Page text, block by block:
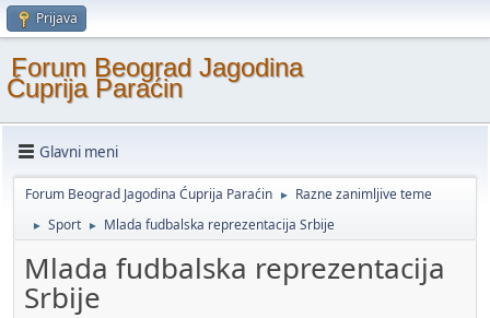
Prijava
Forum Beograd Jagodina
Ćuprija Paraćin
Glavni meni
Forum Beograd Jagodina Ćuprija Paraćin ► Razne zanimljive teme
► Sport ► Mlada fudbalska reprezentacija Srbije
Mlada fudbalska reprezentacija
Srbije